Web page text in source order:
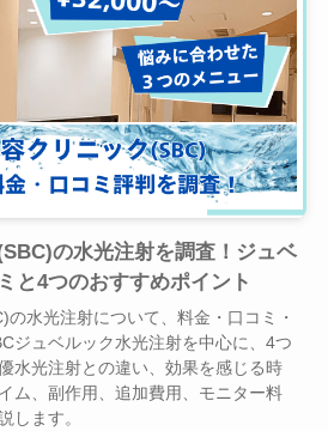
の水光注射を調査！ジュベ
と4つのおすすめポイント
水光注射について、料金・口コミ・
ジュベルック水光注射を中心に、4つ
水光注射との違い、効果を感じる時
ム、副作用、追加費用、モニター料
します。